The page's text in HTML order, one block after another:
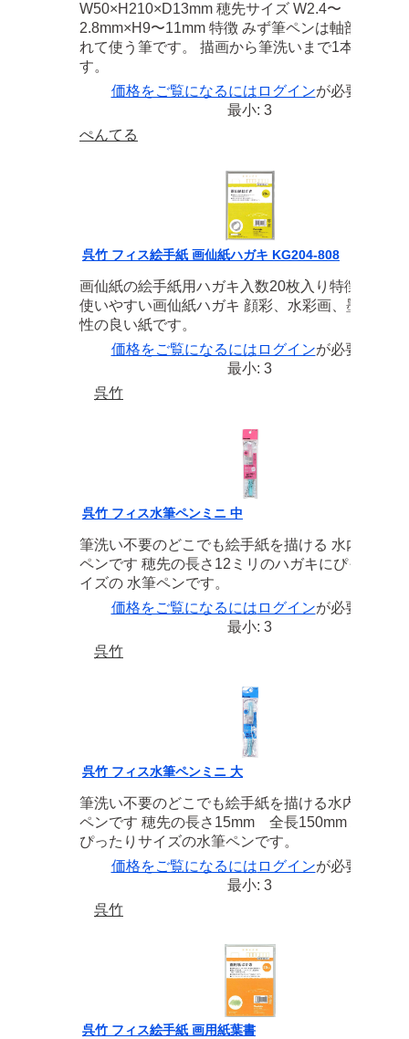
W50×H210×D13mm 穂先サイズ W2.4〜
2.8mm×H9〜11mm 特徴 みず筆ペンは軸部に水を
れて使う筆です。 描画から筆洗いまで1本で行え
す。
価格をご覧になるには ログインが必要です
最小: 3
ぺんてる
呉竹 フィス絵手紙 画仙紙ハガキ KG204-808
画仙紙の絵手紙用ハガキ入数20枚入り特徴初心者
使いやすい画仙紙ハガキ 顔彩、水彩画、墨などに
性の良い紙です。
価格をご覧になるには ログインが必要です
最小: 3
呉竹
呉竹 フィス水筆ペンミニ 中
筆洗い不要のどこでも絵手紙を描ける 水内蔵型の
ペンです 穂先の長さ12ミリのハガキにぴったりサ
イズの 水筆ペンです。
価格をご覧になるには ログインが必要です
最小: 3
呉竹
呉竹 フィス水筆ペンミニ 大
筆洗い不要のどこでも絵手紙を描ける水内蔵型の
ペンです 穂先の長さ15mm 全長150mm ハガキに
ぴったりサイズの水筆ペンです。
価格をご覧になるには ログインが必要です
最小: 3
呉竹
呉竹 フィス絵手紙 画用紙葉書